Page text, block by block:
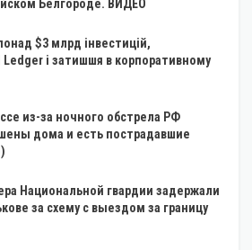
Белгороде. ВИДЕО
$3 млрд інвестицій,
Ledger і затишшя в корпоративному
из-за ночного обстрела РФ
дома и есть пострадавшие
Национальной гвардии задержали
за схему с выездом за границу